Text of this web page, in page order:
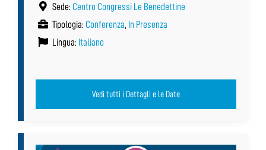
Sede: Centro Congressi Le Benedettine
Tipologia: Conferenza, In Presenza
Lingua: Italiano
Vedi tutti i Dettagli e le Date